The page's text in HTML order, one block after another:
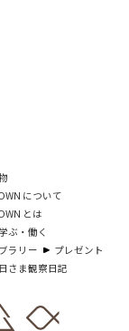
について
とは
ぶ・働く
ラリー
プレゼント
さま観察日記